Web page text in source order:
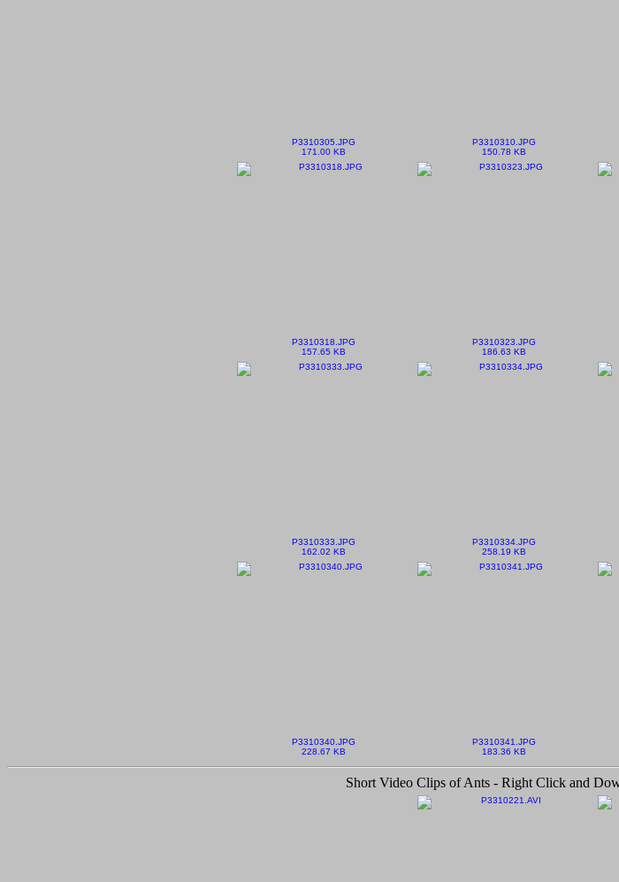
P3310305.JPG
171.00 KB
P3310310.JPG
150.78 KB
P3310318.JPG
157.65 KB
P3310323.JPG
186.63 KB
P3310333.JPG
162.02 KB
P3310334.JPG
258.19 KB
P3310340.JPG
228.67 KB
P3310341.JPG
183.36 KB
Short Video Clips of Ants - Right Click and